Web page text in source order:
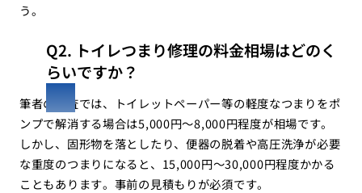
う。
Q2. トイレつまり修理の料金相場はどのく
らいですか？
筆者の調査では、トイレットペーパー等の軽度なつまりをポ
ンプで解消する場合は5,000円〜8,000円程度が相場です。
しかし、固形物を落としたり、便器の脱着や高圧洗浄が必要
な重度のつまりになると、15,000円〜30,000円程度かかる
こともあります。事前の見積もりが必須です。